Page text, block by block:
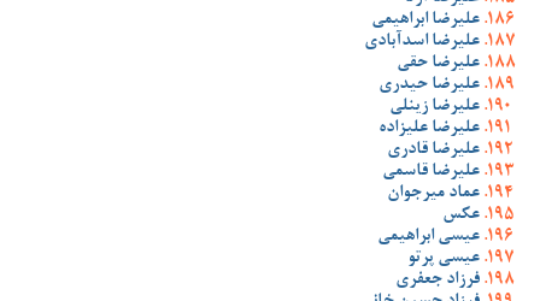
علیرضا ابراهیمی
علیرضا اسدآبادی
علیرضا حقی
علیرضا حیدری
علیرضا زینلی
علیرضا علیزاده
علیرضا قادری
علیرضا قاسمی
عماد میرجوان
عکس
عیسی ابراهیمی
عیسی پرتو
فرزاد جعفری